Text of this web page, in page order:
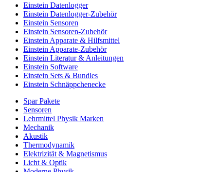
Einstein Datenlogger
Einstein Datenlogger-Zubehör
Einstein Sensoren
Einstein Sensoren-Zubehör
Einstein Apparate & Hilfsmittel
Einstein Apparate-Zubehör
Einstein Literatur & Anleitungen
Einstein Software
Einstein Sets & Bundles
Einstein Schnäppchenecke
Spar Pakete
Sensoren
Lehrmittel Physik Marken
Mechanik
Akustik
Thermodynamik
Elektrizität & Magnetismus
Licht & Optik